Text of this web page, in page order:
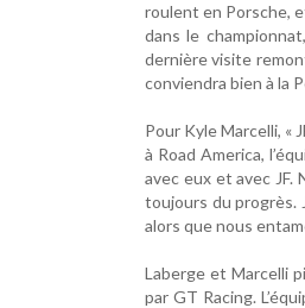
roulent en Porsche,
dans le
dernière visite
conviendra bien à la
Pour Kyle Marcelli, «
à Road America,
avec eux et avec JF.
toujours du progrès.
alors que nous
Laberge et Marcelli
par GT Racing.